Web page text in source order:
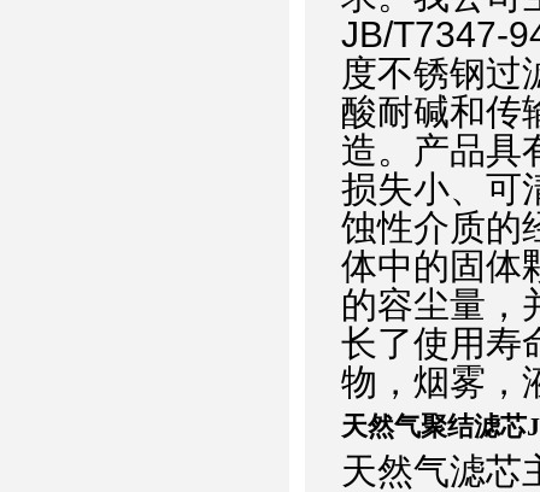
JB/T7347-
度不锈钢过
酸耐碱和传
造。产品具
损失小、可
蚀性介质的
体中的固体
的容尘量，
长了使用寿
物，烟雾，
天然气聚结滤芯
天然气滤芯